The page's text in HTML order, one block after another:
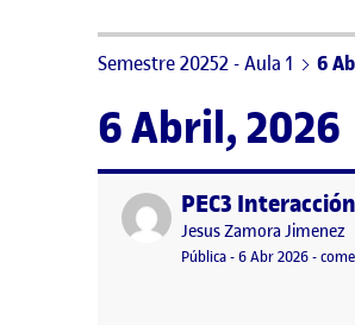
Semestre 20252 - Aula 1 6
6 Abril, 2026
Publicado por
PEC3
Publicado por
Jesus Zamora Jimenez
Visibilidad:
Pública-Fecha de
6 Abr 2026-